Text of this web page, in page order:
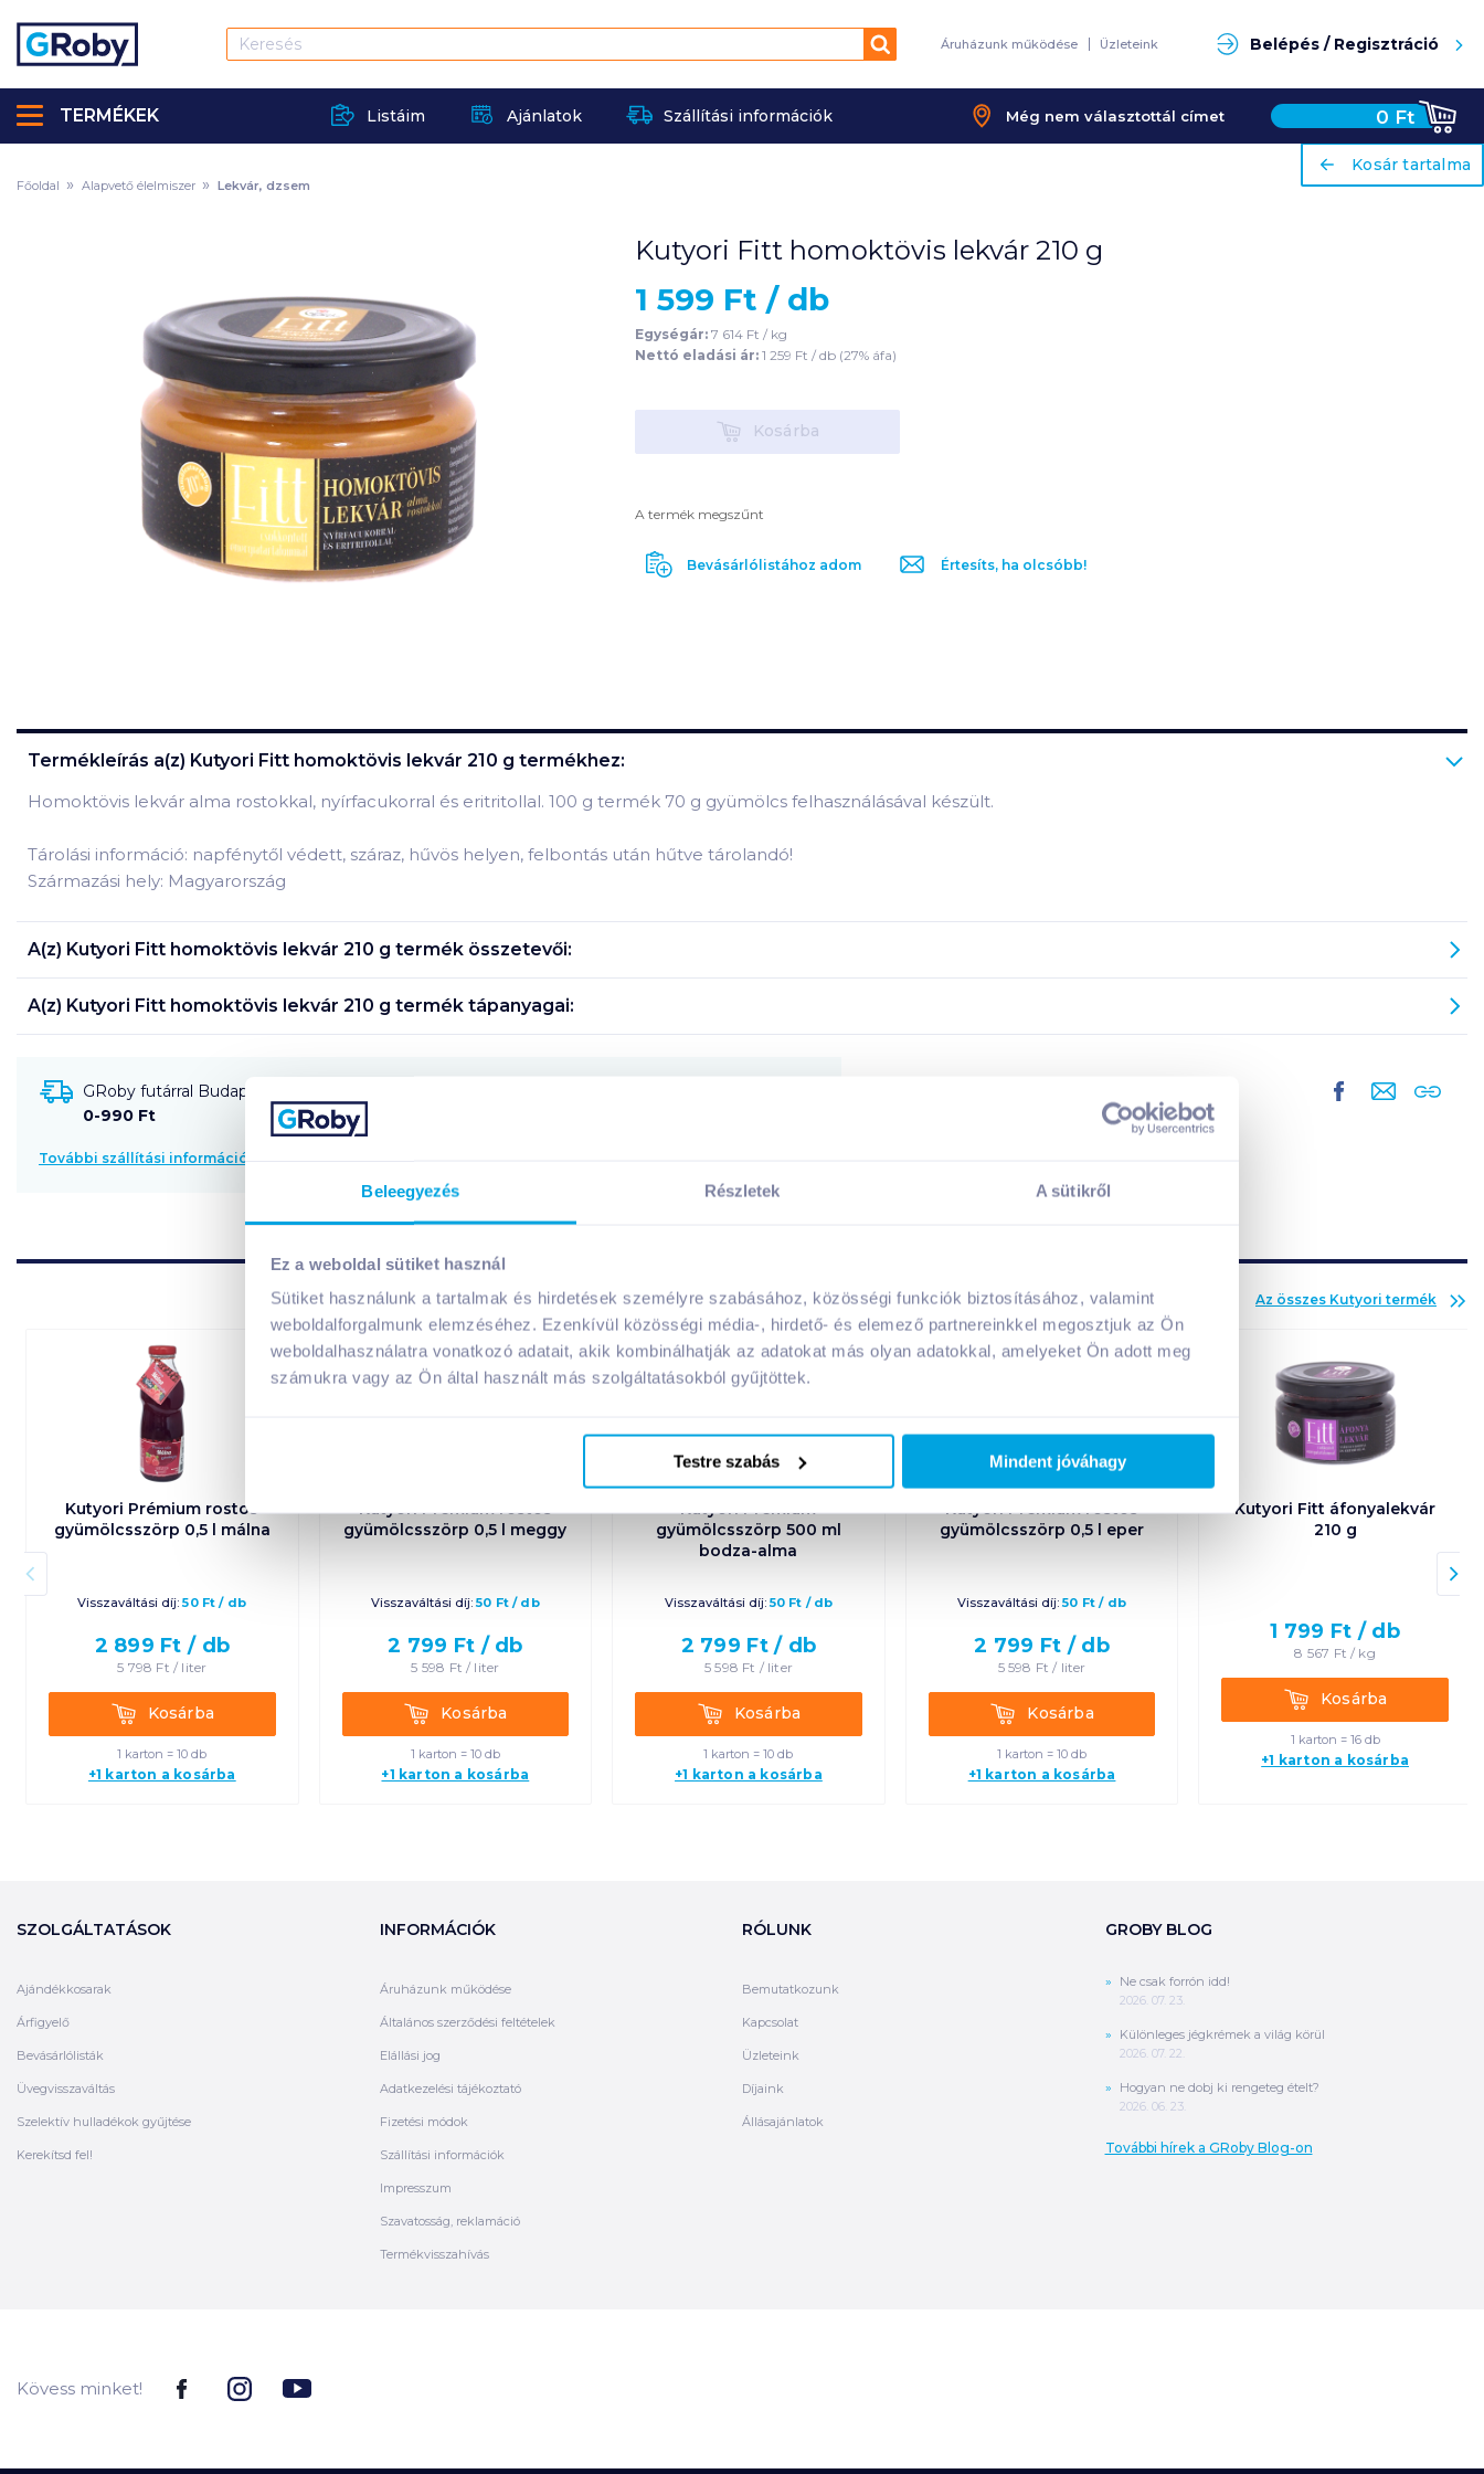
Beleegyezés Részletek A sütikről
Ez a weboldal sütiket használ
Sütiket használunk a tartalmak és hirdetések személyre szabásához, közösségi funkciók biztosításához, valamint
weboldalforgalmunk elemzéséhez. Ezenkívül közösségi média-, hirdető- és elemező partnereinkkel megosztjuk az Ön
weboldalhasználatra vonatkozó adatait, akik kombinálhatják az adatokat más olyan adatokkal, amelyeket Ön adott meg
számukra vagy az Ön által használt más szolgáltatásokból gyűjtöttek.
Testre szabás Mindent jóváhagy
Keresés Áruházunk működése Üzleteink Belépés / Regisztráció
Listáim Ajánlatok Szállítási információk Még nem választottál címet 0 Ft
TERMÉKEK
ariaLabel
Kosár tartalma
Főoldal Alapvető élelmiszer Lekvár, dzsem
Kutyori Fitt homoktövis lekvár 210 g
1 599 Ft / db
Egységár: 7 614 Ft / kg
Nettó eladási ár: 1 259 Ft / db (27% áfa)
KosárbaKosárba
A termék megszűnt
Bevásárlólistához adom Értesíts, ha olcsóbb!
Termékleírás a(z) Kutyori Fitt homoktövis lekvár 210 g termékhez:
Homoktövis lekvár alma rostokkal, nyírfacukorral és eritritollal. 100 g termék 70 g gyümölcs felhasználásával készült.
Tárolási információ: napfénytől védett, száraz, hűvös helyen, felbontás után hűtve tárolandó!
Származási hely: Magyarország
A(z) Kutyori Fitt homoktövis lekvár 210 g termék összetevői:
A(z) Kutyori Fitt homoktövis lekvár 210 g termék tápanyagai:
GRoby futárral Budapestre és környékére szállítható
0-990 Ft
További szállítási információk
Az összes Kutyori termék
Kutyori Prémium rostos
gyümölcsszörp 0,5 l málna
Visszaváltási díj: 50Ft / db
2 899 Ft / db
5 798 Ft / liter
KosárbaKosárba
1 karton = 10 db
+1 karton a kosárba
Kutyori Prémium rostos
gyümölcsszörp 0,5 l meggy
Visszaváltási díj: 50 Ft/ db
2 799 Ft / db
5 598 Ft / liter
KosárbaKosárba
1 karton = 10 db
+1 karton a kosárba
Kutyori Prémium
gyümölcsszörp 500 ml
bodza-alma
Visszaváltási díj: 50Ft / db
2 799 Ft / db
5 598 Ft / liter
KosárbaKosárba
1 karton = 10 db
+1 karton a kosárba
Kutyori Prémium rostos
gyümölcsszörp 0,5 l eper
Visszaváltási díj: 50 Ft / db
2 799 Ft / db
5 598 Ft / liter
KosárbaKosárba
1 karton = 10 db
+1 karton a kosárba
Kutyori Fitt áfonyalekvár
210 g
1 799 Ft / db
8 567 Ft / kg
KosárbaKosárba
1 karton = 16 db
+1 karton a kosárba
SZOLGÁLTATÁSOK
Ajándékkosarak
Árfigyelő
Bevásárlólisták
Üvegvisszaváltás
Szelektív hulladékok gyűjtése
Kerekítsd fel!
INFORMÁCIÓK
Áruházunk működése
Általános szerződési feltételek
Elállási jog
Adatkezelési tájékoztató
Fizetési módok
Szállítási információk
Impresszum
Szavatosság, reklamáció
Termékvisszahívás
RÓLUNK
Bemutatkozunk
Kapcsolat
Üzleteink
Díjaink
Állásajánlatok
GROBY BLOG
Ne csak forrón idd!
2026. 07. 23.
Különleges jégkrémek a világ körül
2026. 07. 22.
Hogyan ne dobj ki rengeteg ételt?
2026. 06. 23.
További hírek a GRoby Blog-on
Kövess minket!